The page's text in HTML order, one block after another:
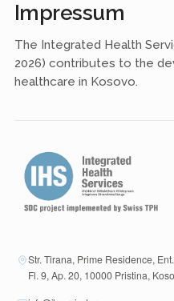
Impressum
The Integrated Health
2026) contributes to the
healthcare in Kosovo.
Str. Tirana, Prime Residence,
Fl. 9, Ap. 20, 10000 Pristina,